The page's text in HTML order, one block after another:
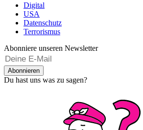
Digital
USA
Datenschutz
Terrorismus
Abonniere unseren Newsletter
Abonnieren
Du hast uns was zu sagen?